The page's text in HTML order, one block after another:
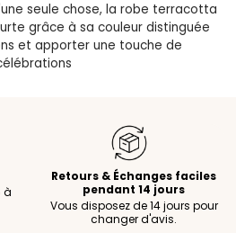
seule chose, la robe terracotta
grâce à sa couleur distinguée
et apporter une touche de
à
Retours & Échanges faciles
pendant 14 jours
Vous disposez de 14 jours pour
changer d'avis.